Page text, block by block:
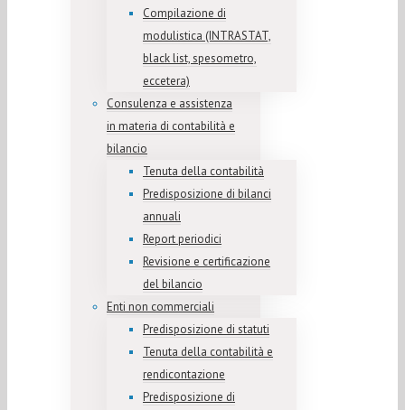
Compilazione di
modulistica (INTRASTAT,
black list, spesometro,
eccetera)
Consulenza e assistenza
in materia di contabilità e
bilancio
Tenuta della contabilità
Predisposizione di bilanci
annuali
Report periodici
Revisione e certificazione
del bilancio
Enti non commerciali
Predisposizione di statuti
Tenuta della contabilità e
rendicontazione
Predisposizione di